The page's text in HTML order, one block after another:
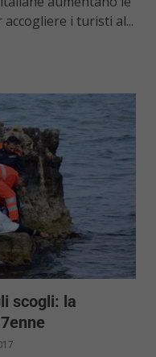
i turisti al...
scogli: la